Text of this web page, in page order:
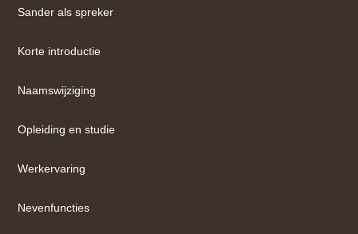
Sander als spreker
Korte introductie
Naamswijziging
Opleiding en studie
Werkervaring
Nevenfuncties